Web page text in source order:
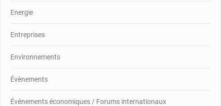
Energie
Entreprises
Environnements
Évènements
Événements économiques / Forums internationaux